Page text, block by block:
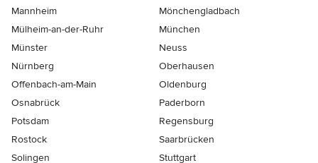
Mannheim
Mönchen­gladbach
Mülheim-an-der-Ruhr
München
Münster
Neuss
Nürnberg
Oberhausen
Offenbach-am-Main
Oldenburg
Osnabrück
Paderborn
Potsdam
Regensburg
Rostock
Saarbrücken
Solingen
Stuttgart